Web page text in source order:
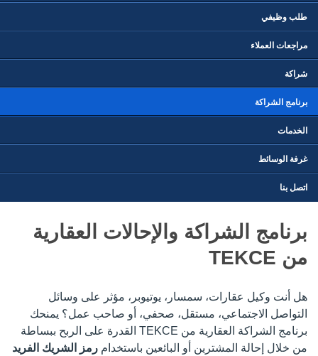
طلب وظيفي
مراجعات العملاء
شراكة
برنامج الشراكة
الخدمات
غرفة الوسائط
اتصل بنا
برنامج الشراكة والإحالات العقارية
من TEKCE
هل أنت وكيل عقارات، سمسار، يوتيوبر، مؤثر على وسائل
التواصل الاجتماعي، مستقل، صحفي، أو صاحب عمل؟ يمنحك
برنامج الشراكة العقارية من TEKCE القدرة على الربح ببساطة
من خلال إحالة المشترين أو البائعين باستخدام رمز الشريك الفريد